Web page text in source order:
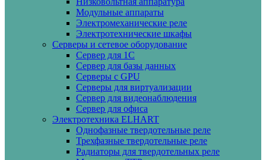
Модульные аппараты
Электромеханические реле
Электротехнические шкафы
Серверы и сетевое оборудование
Сервер для 1С
Сервер для базы данных
Серверы с GPU
Серверы для виртуализации
Сервер для видеонаблюдения
Сервер для офиса
Электротехника ELHART
Однофазные твердотельные реле
Трехфазные твердотельные реле
Радиаторы для твердотельных реле